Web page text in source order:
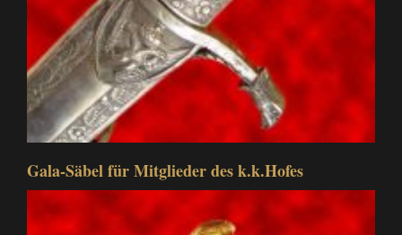
Gala-Säbel für Mitglieder des k.k.Hofes